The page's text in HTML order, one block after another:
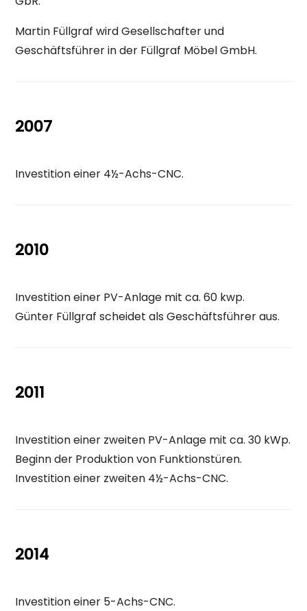
Martin Füllgraf wird Gesellschafter und
Geschäftsführer in der Füllgraf Möbel GmbH.
2007
Investition einer 4½-Achs-CNC.
2010
Investition einer PV-Anlage mit ca. 60 kwp.
Günter Füllgraf scheidet als Geschäftsführer aus.
2011
Investition einer zweiten PV-Anlage mit ca. 30 kWp.
Beginn der Produktion von Funktionstüren.
Investition einer zweiten 4½-Achs-CNC.
2014
Investition einer 5-Achs-CNC.